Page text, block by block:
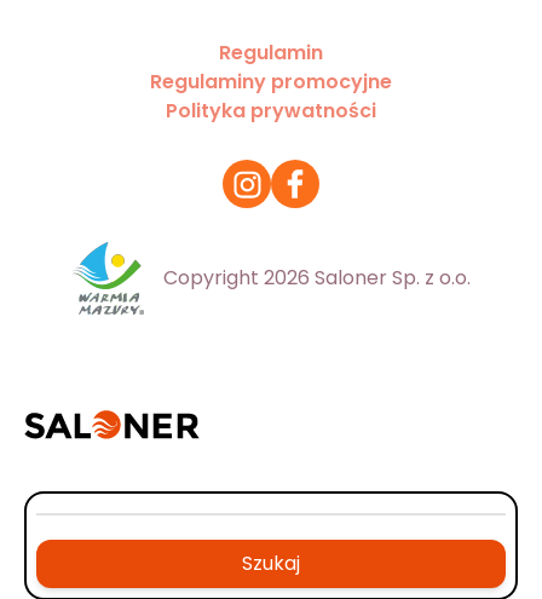
Regulamin
Regulaminy promocyjne
Polityka prywatności
Copyright 2026 Saloner Sp. z o.o.
Szukaj